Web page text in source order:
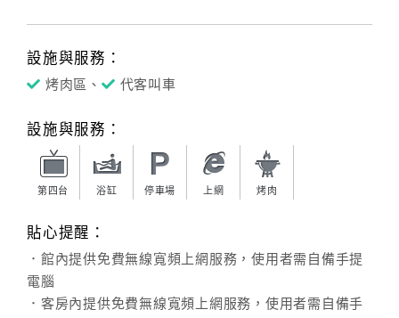
設施與服務：
烤肉區、 代客叫車
設施與服務：
第四台 浴缸 停車場 上網 烤肉
貼心提醒：
．館內提供免費無線寬頻上網服務，使用者需自備手提
電腦
．客房內提供免費無線寬頻上網服務，使用者需自備手